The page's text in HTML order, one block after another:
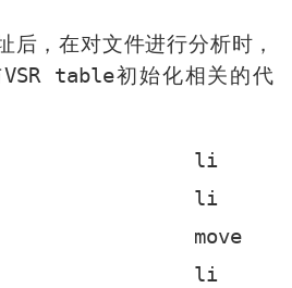
后，在对文件进行分析时，
VSR table初始化相关的代
li
li
move
li